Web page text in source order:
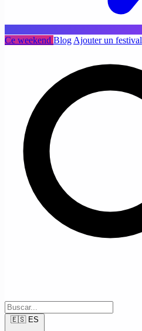
Ce weekend Blog Ajouter un festival
🇪🇸 ES